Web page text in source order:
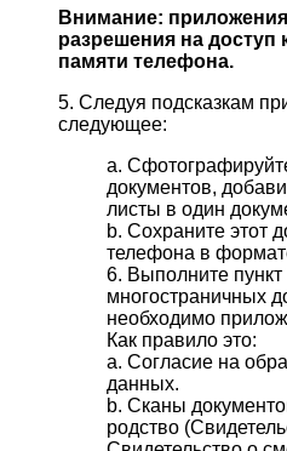
Внимание:
разрешения на доступ
памяти телефона.
5. Следуя подсказкам
следующее:
a.
документов,
листы в один
b. Сохраните этот
телефона в
6. Выполните пункт
многостраничных
необходимо
Как правило это:
a. Согласие на
данных.
b. Сканы
родство